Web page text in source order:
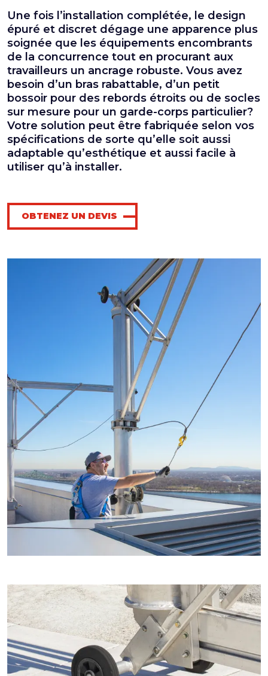
Une fois l’installation complétée, le design
épuré et discret dégage une apparence plus
soignée que les équipements encombrants
de la concurrence tout en procurant aux
travailleurs un ancrage robuste. Vous avez
besoin d’un bras rabattable, d’un petit
bossoir pour des rebords étroits ou de socles
sur mesure pour un garde-corps particulier?
Votre solution peut être fabriquée selon vos
spécifications de sorte qu’elle soit aussi
adaptable qu’esthétique et aussi facile à
utiliser qu’à installer.
OBTENEZ UN DEVIS